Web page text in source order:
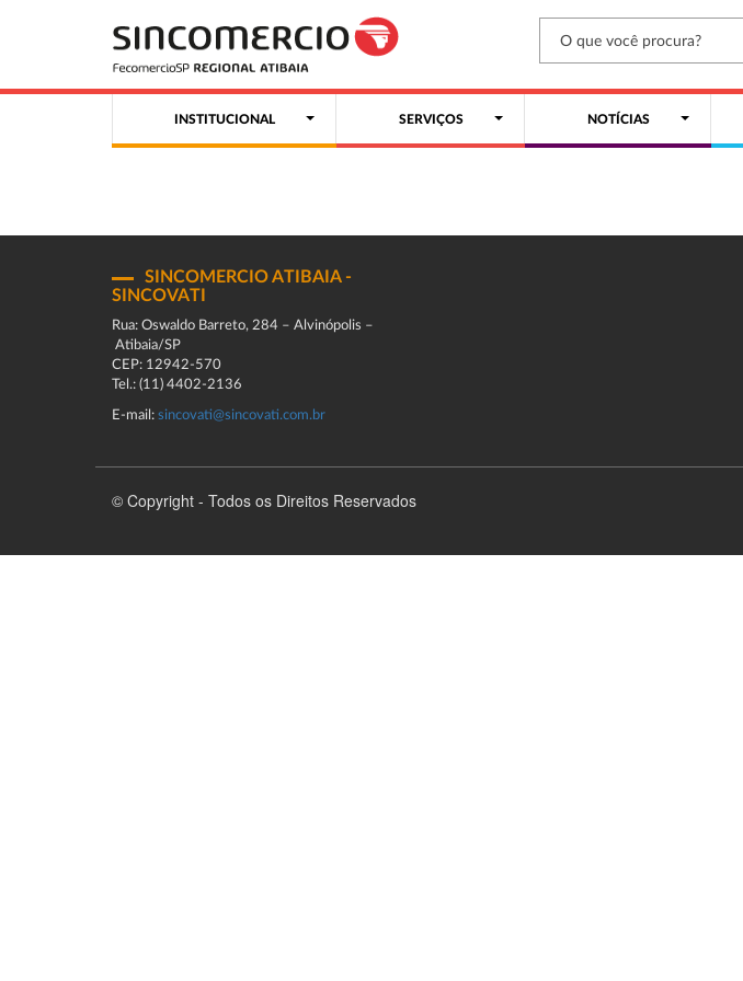
INSTITUCIONAL SERVIÇOS NOTÍCIAS
SINCOMERCIO ATIBAIA -
SINCOVATI
Rua: Oswaldo Barreto, 284 – Alvinópolis –
Atibaia/SP
CEP: 12942-570
Tel.: (11) 4402-2136
E-mail: sincovati@sincovati.com.br
© Copyright - Todos os Direitos Reservados